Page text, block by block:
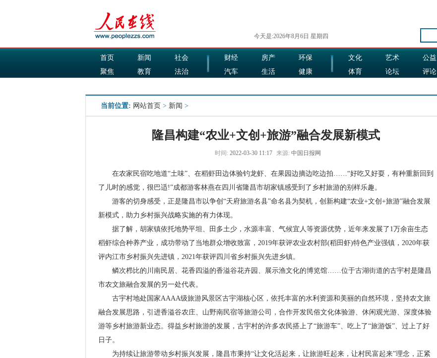
今天是:2026年8月6日 星期四
首页 新闻
社会
聚焦
教育
法治
财经 房产
环保
汽车
生活
健康
文化 艺术
公益
体育
论坛
评论
当前位置: 网站首页 > 新闻 >
隆昌构建“农业+文创+旅游”融合发展新模式
时间: 2022-03-30 11:17 来源: 中国日报网
在农家民宿吃地道“土味”、在稻虾田边体验钓龙虾、在果园边摘边吃边拍……“好吃又好耍，有种重新回到
了儿时的感觉，很巴适!”成都游客林燕在四川省隆昌市胡家镇感受到了乡村旅游的别样乐趣。
游客的切身感受，正是隆昌市以争创“天府旅游名县”命名县为契机，创新构建“农业+文创+旅游”融合发展
新模式，助力乡村振兴战略实施的有力体现。
据了解，胡家镇依托地势平坦、田多土少，水源丰富、气候宜人等资源优势，近年来发展了1万余亩生态
稻虾综合种养产业，成功带动了当地群众增收致富，2019年获评农业农村部(稻田虾)特色产业强镇，2020年获
评内江市乡村振兴先进镇，2021年获评四川省乡村振兴先进乡镇。
鳞次栉比的川南民居、花香四溢的香溢谷花卉园、展示渔文化的博览馆……位于古湖街道的古宇村是隆昌
市农文旅融合发展的另一处代表。
古宇村地处国家AAAA级旅游风景区古宇湖核心区，依托丰富的水利资源和美丽的自然环境，坚持农文旅
融合发展思路，引进香溢谷农庄、山野南民宿等旅游公司，合作开发民俗文化体验游、休闲观光游、深度体验
游等乡村旅游新业态。得益乡村旅游的发展，古宇村的许多农民搭上了“旅游车”、吃上了“旅游饭”、过上了好
日子。
为持续让旅游带动乡村振兴发展，隆昌市秉持“让文化活起来，让旅游旺起来，让村民富起来”理念，正紧